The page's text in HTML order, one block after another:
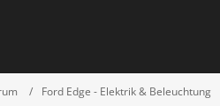
Ford Edge - Elektrik & Beleuchtung